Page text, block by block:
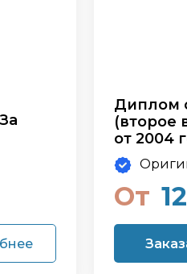
Диплом
(второе
от 2004
От